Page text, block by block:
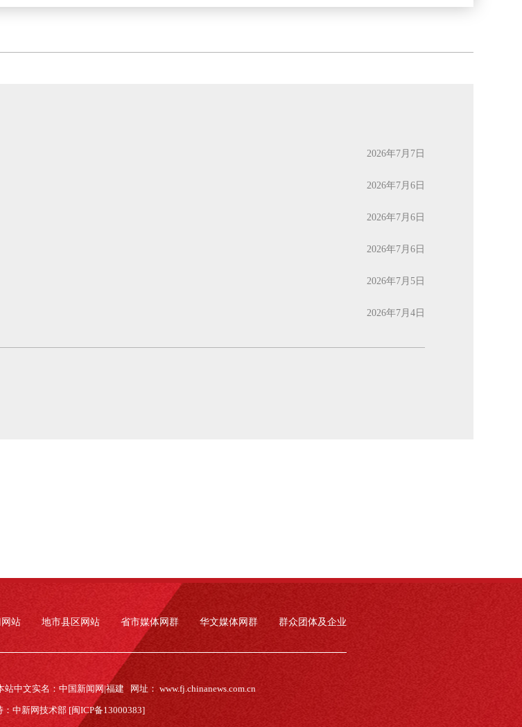
2026年7月7日
2026年7月6日
2026年7月6日
2026年7月6日
2026年7月5日
2026年7月4日
站 地市县区网站 省市媒体网群 华文媒体网群 群众团体及企业
站中文实名：中国新闻网|福建 网址： www.fj.chinanews.com.cn
：中新网技术部 [闽ICP备13000383]